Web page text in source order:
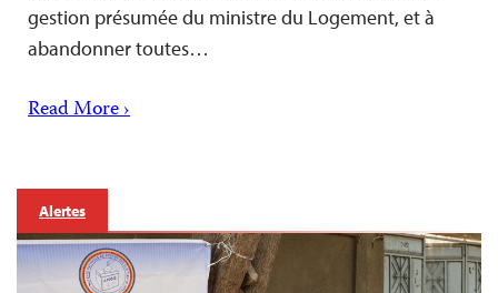
gestion présumée du ministre du Logement, et à
abandonner toutes…
Read More ›
Alertes